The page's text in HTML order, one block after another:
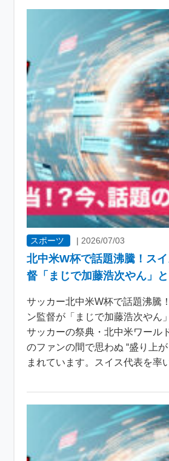
スポーツ | 2026/07/03
北中米W杯で話題沸騰！ス
督「まじで加藤浩次やん」
サッカー北中米W杯で話題沸騰
ン監督が「まじで加藤浩次やん
サッカーの祭典・北中米ワール
のファンの間で思わぬ “盛り上
まれています。スイス代表を率